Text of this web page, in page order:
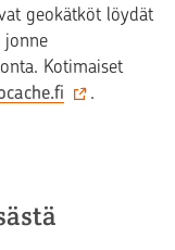
geokätköt löydät
jonne
Kotimaiset
.